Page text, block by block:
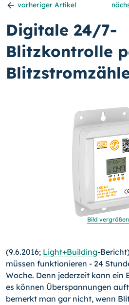
vorheriger Artikel
Digitale 24/7-
Blitzkontrolle
Bild
(9.6.2016; Light+Building-
müssen funktionieren - 24
Woche. Denn jederzeit kann ein
es können Überspan­nungen
bemerkt man gar nicht, wenn